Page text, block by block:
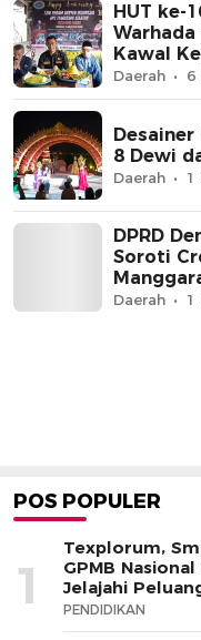
HUT ke-
Kawal
Daerah 6
8 Dewi
Daerah 1
DPRD
Soroti
Daerah 1
POS POPULER
1
Texplorum,
GPMB
Jelajahi
PENDIDIKAN